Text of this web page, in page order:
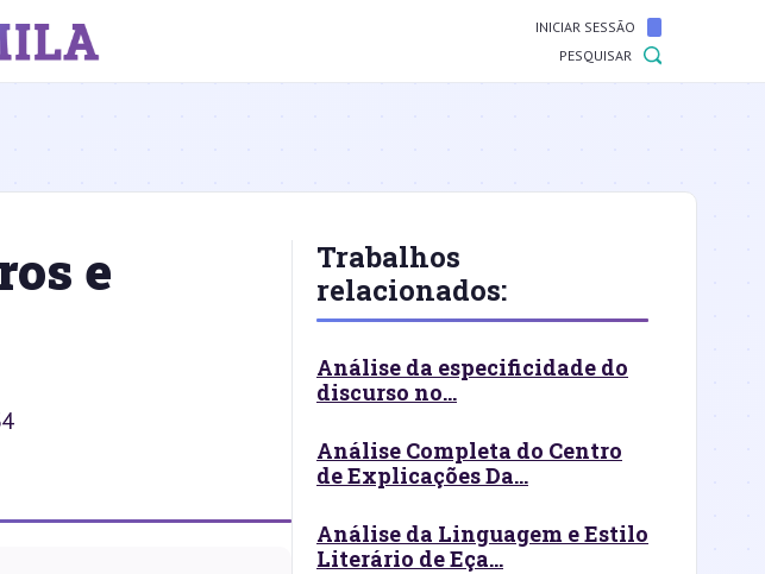
INICIAR SESSÃO
PESQUISAR
e
Trabalhos
relacionados:
Análise da especificidade do
discurso no...
Análise Completa do Centro
de Explicações Da...
Análise da Linguagem e Estilo
Literário de Eça...